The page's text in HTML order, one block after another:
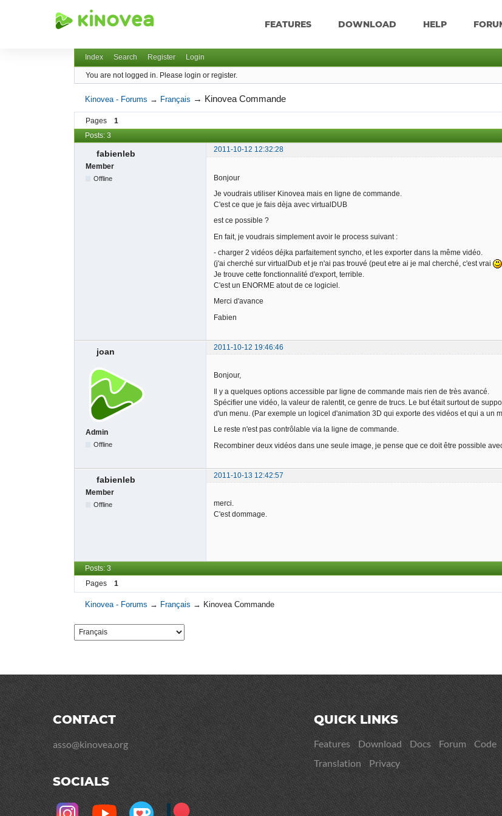
FEATURES DOWNLOAD HELP
Index Search Register Login
You are not logged in. Please login or register.
Kinovea - Forums → Français → Kinovea Commande
Pages 1
Posts: 3
fabienleb
2011-10-12 12:32:28
Member
Offline
Bonjour
Je voudrais utiliser Kinovea mais en ligne de commande.
C'est ce que je fais dèja avec virtualDUB
est ce possible ?
En fait, je voudrais simplement avoir le process suivant :
- charger 2 vidéos déjka parfaitement syncho, et les exporter dans la même vidéo.
(j'ai cherché sur virtualDub et je n'ai pas trouvé (peut etre ai je mal cherché, c'est vrai
Je trouve cette fonctionnalité d'export, terrible.
C'est un ENORME atout de ce logiciel.
Merci d'avance
Fabien
joan 2011-10-12 19:46:46
Admin
Offline
Bonjour,
Il y a quelques options accessible par ligne de commande mais rien de très avancé.
Spécifier une vidéo, la valeur de ralentit, ce genre de trucs. Le but était surtout de
d'un menu. (Par exemple un logicel d'animation 3D qui exporte des vidéos et qui a un
Le reste n'est pas contrôlable via la ligne de commande.
Recombiner deux vidéos dans une seule image, je pense que ce doit être possible
fabienleb
2011-10-13 12:42:57
Member
Offline
merci.
C'est dommage.
Posts: 3
Pages
1
Kinovea - Forums → Français → Kinovea Commande
CONTACT
asso@kinovea.org
QUICK LINKS
Features Download Docs Forum Code
Translation
Privacy
SOCIALS